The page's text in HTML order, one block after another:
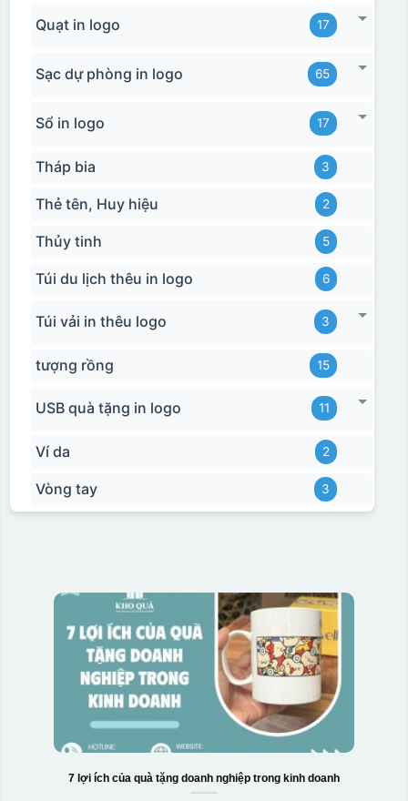
Quạt in logo 17
Sạc dự phòng in logo 65
Sổ in logo 17
Tháp bia 3
Thẻ tên, Huy hiệu 2
Thủy tinh 5
Túi du lịch thêu in logo 6
Túi vải in thêu logo 3
tượng rồng 15
USB quà tặng in logo 11
Ví da 2
Vòng tay 3
7 lợi ích của quà tặng doanh nghiệp trong kinh doanh